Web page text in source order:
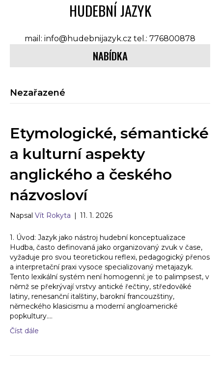
HUDEBNÍ JAZYK
mail: info@hudebnijazyk.cz tel.: 776800878
NABÍDKA
Nezařazené
Etymologické, sémantické
a kulturní aspekty
anglického a českého
názvosloví
Napsal Vít Rokyta | 11. 1. 2026
1. Úvod: Jazyk jako nástroj hudební konceptualizace
Hudba, často definovaná jako organizovaný zvuk v čase,
vyžaduje pro svou teoretickou reflexi, pedagogický přenos
a interpretační praxi vysoce specializovaný metajazyk.
Tento lexikální systém není homogenní; je to palimpsest, v
němž se překrývají vrstvy antické řečtiny, středověké
latiny, renesanční italštiny, barokní francouzštiny,
německého klasicismu a moderní angloamerické
popkultury.…
Číst dále